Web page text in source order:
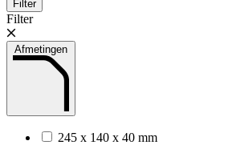
Filter
Filter
Afmetingen
245 x 140 x 40 mm